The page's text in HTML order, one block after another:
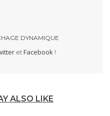
DYNAMIQUE
etFacebook!
ALSO LIKE